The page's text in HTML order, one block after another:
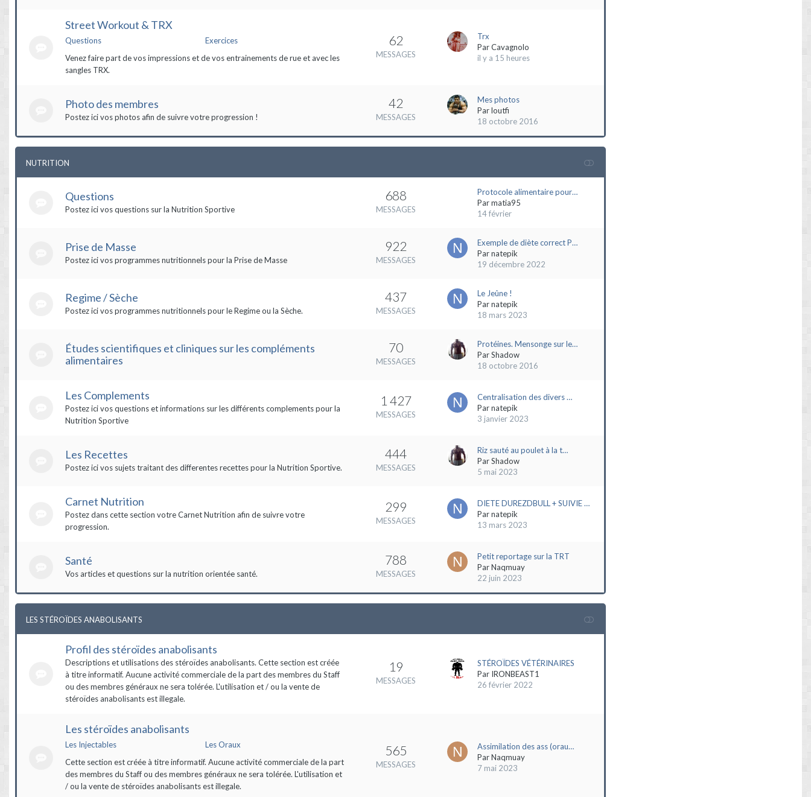
Street Workout & TRX
Questions
Exercices
Venez faire part de vos impressions et de vos entrainements de rue et avec les
sangles TRX.
62
MESSAGES
Trx
ParCavagnolo
il y a 15 heures
Photo des membres
Postez ici vos photos afin de suivre votre progression !
42
MESSAGES
Mes photos
Parloutfi
18 octobre 2016
NUTRITION
Questions
Postez ici vos questions sur la Nutrition Sportive
688
MESSAGES
Protocole alimentaire pour…
Parmatia95
14 février
Prise de Masse
Postez ici vos programmes nutritionnels pour la Prise de Masse
922
MESSAGES
Exemple de diète correct P…
Parnatepik
19 décembre 2022
Regime / Sèche
Postez ici vos programmes nutritionnels pour le Regime ou la Sèche.
437
MESSAGES
Le Jeûne !
Parnatepik
18 mars 2023
Études scientifiques et cliniques sur les compléments
alimentaires
70
MESSAGES
Protéines. Mensonge sur le…
ParShadow
18 octobre 2016
Les Complements
Postez ici vos questions et informations sur les différents complements pour la
Nutrition Sportive
1 427
MESSAGES
Centralisation des divers …
Parnatepik
3 janvier 2023
Les Recettes
Postez ici vos sujets traitant des differentes recettes pour la Nutrition Sportive.
444
MESSAGES
Riz sauté au poulet à la t…
ParShadow
5 mai 2023
Carnet Nutrition
Postez dans cette section votre Carnet Nutrition afin de suivre votre
progression.
299
MESSAGES
DIETE DUREZDBULL + SUIVIE …
Parnatepik
13 mars 2023
Santé
Vos articles et questions sur la nutrition orientée santé.
788
MESSAGES
Petit reportage sur la TRT
ParNaqmuay
22 juin 2023
LES STÉROÏDES ANABOLISANTS
Profil des stéroïdes anabolisants
Descriptions et utilisations des stéroïdes anabolisants. Cette section est créée
à titre informatif. Aucune activité commerciale de la part des membres du Staff
ou des membres généraux ne sera tolérée. L'utilisation et / ou la vente de
stéroïdes anabolisants est illegale.
19
MESSAGES
STÉROÏDES VÉTÉRINAIRES
Par IRONBEAST1
26 février 2022
Les stéroïdes anabolisants
Les Injectables
Les Oraux
Cette section est créée à titre informatif. Aucune activité commerciale de la part
des membres du Staff ou des membres généraux ne sera tolérée. L'utilisation et
/ ou la vente de stéroïdes anabolisants est illegale.
565
MESSAGES
Assimilation des ass (orau…
ParNaqmuay
7 mai 2023